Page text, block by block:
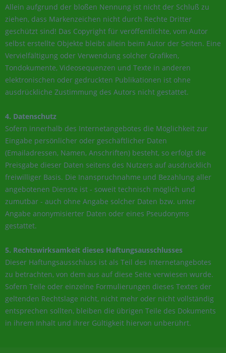
Allein aufgrund der bloßen Nennung ist nicht der Schluß zu
ziehen, dass Markenzeichen nicht durch Rechte Dritter
geschützt sind! Das Copyright für veröffentlichte, vom Autor
selbst erstellte Objekte bleibt allein beim Autor der Seiten. Eine
Vervielfältigung oder Verwendung solcher Grafiken,
Tondokumente, Videosequenzen und Texte in anderen
elektronischen oder gedruckten Publikationen ist ohne
ausdrückliche Zustimmung des Autors nicht gestattet.
4. Datenschutz
Sofern innerhalb des Internetangebotes die Möglichkeit zur
Eingabe persönlicher oder geschäftlicher Daten
(Emailadressen, Namen, Anschriften) besteht, so erfolgt die
Preisgabe dieser Daten seitens des Nutzers auf ausdrücklich
freiwilliger Basis. Die Inanspruchnahme und Bezahlung aller
angebotenen Dienste ist - soweit technisch möglich und
zumutbar - auch ohne Angabe solcher Daten bzw. unter
Angabe anonymisierter Daten oder eines Pseudonyms
gestattet.
5. Rechtswirksamkeit dieses Haftungsausschlusses
Dieser Haftungsausschluss ist als Teil des Internetangebotes
zu betrachten, von dem aus auf diese Seite verwiesen wurde.
Sofern Teile oder einzelne Formulierungen dieses Textes der
geltenden Rechtslage nicht, nicht mehr oder nicht vollständig
entsprechen sollten, bleiben die übrigen Teile des Dokuments
in ihrem Inhalt und ihrer Gültigkeit hiervon unberührt.